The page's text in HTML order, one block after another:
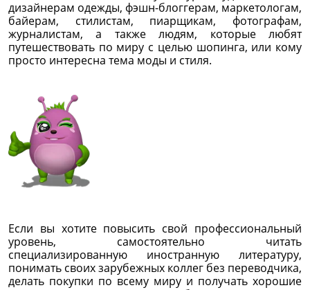
дизайнерам одежды, фэшн-блоггерам, маркетологам,
байерам, стилистам, пиарщикам, фотографам,
журналистам, а также людям, которые любят
путешествовать по миру с целью шопинга, или кому
просто интересна тема моды и стиля.
Если вы хотите повысить свой профессиональный
уровень, самостоятельно читать
специализированную иностранную литературу,
понимать своих зарубежных коллег без переводчика,
делать покупки по всему миру и получать хорошие